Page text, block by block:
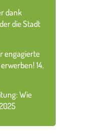
dank
die Stadt
engagierte
14.
Wie